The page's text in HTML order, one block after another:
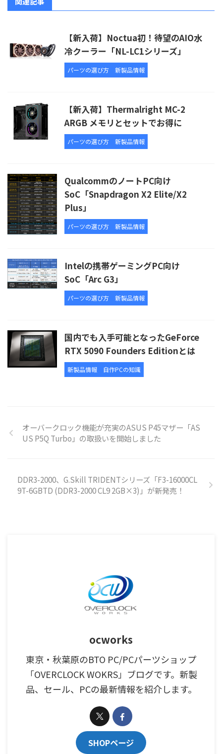
【新入荷】Noctua初！待望のAIO水
冷クーラー「NL-LC1シリーズ」
パーツの選び方 新製品情報
【新入荷】Thermalright MC-2
ARGB メモリとセットでお得に
パーツの選び方 新製品情報
QualcommのノートPC向け
SoC「Snapdragon X2 Elite/X2
Plus」
パーツの選び方 新製品情報
Intelの携帯ゲーミングPC向け
SoC「Arc G3」
パーツの選び方 新製品情報
国内でも入手可能となったGeForce
RTX 5090 Founders Editionとは
新製品情報 自作PCの知識
オーバークロック機能が充実のASUS P45マザー「AS
US P5Q Turbo」の取扱いを開始しました
DDR3-2000、G.Skill TRIDENTシリーズ「F3-16000CL
9T-6GBTD (DDR3-2000 CL9 2GB×3)」が新発売！
ocworks
東京・秋葉原のBTO PC/PCパーツショップ
「OVERCLOCK WOKRS」ブログです。新製
品、セール、PCの最新情報を紹介します。
SHOPページ